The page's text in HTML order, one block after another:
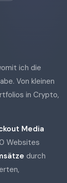
ich die
Von kleinen
in Crypto,
Media
Websites
durch